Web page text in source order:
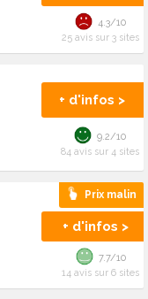
4.3/10
25 avis sur 3 sites
+ d'infos >
9.2/10
84 avis sur 4 sites
Prix malin
+ d'infos >
7.7/10
14 avis sur 6 sites